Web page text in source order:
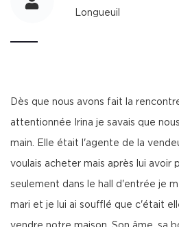
Longueuil
Dès que nous avons fait la
attentionnée Irina je savais que
main. Elle était l'agente de la
voulais acheter mais après lui avoir
seulement dans le hall d'entrée je
mari et je lui ai soufflé que c'était